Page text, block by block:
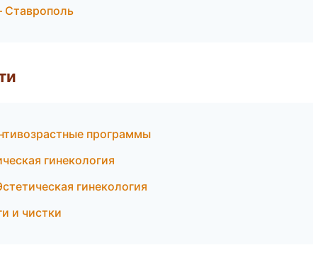
Ставрополь
программы
гинекология
гинекология
и чистки